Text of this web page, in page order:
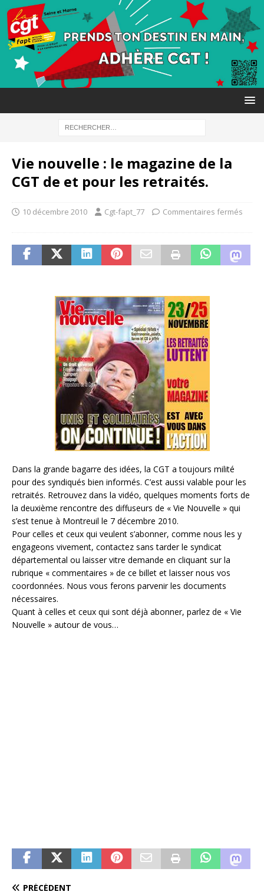
Vie nouvelle : le magazine de la
CGT de et pour les retraités.
10 décembre 2010 Cgt-fapt_77 Commentaires fermés
Dans la grande bagarre des idées, la CGT a toujours milité
pour des syndiqués bien informés. C’est aussi valable pour les
retraités. Retrouvez dans la vidéo, quelques moments forts de
la deuxième rencontre des diffuseurs de « Vie Nouvelle » qui
s’est tenue à Montreuil le 7 décembre 2010.
Pour celles et ceux qui veulent s’abonner, comme nous les y
engageons vivement, contactez sans tarder le syndicat
départemental ou laisser vitre demande en cliquant sur la
rubrique « commentaires » de ce billet et laisser nous vos
coordonnées. Nous vous ferons parvenir les documents
nécessaires.
Quant à celles et ceux qui sont déjà abonner, parlez de « Vie
Nouvelle » autour de vous…
PRÉCÉDENT